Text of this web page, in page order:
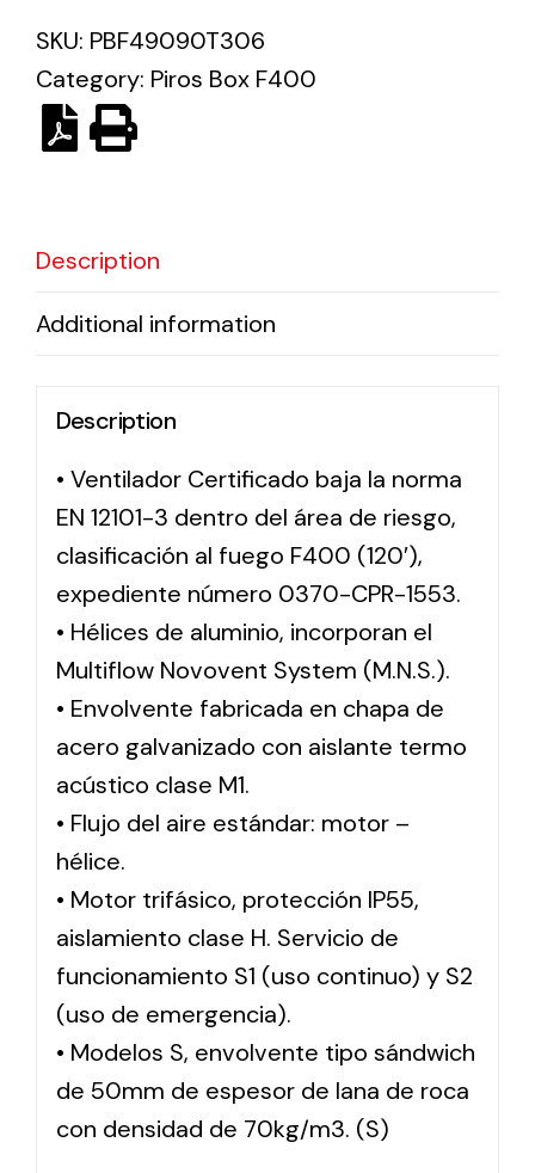
Solar lighting
Variety of solar solutions for all kinds of needs.
SKU: PBF49090T306
Category: Piros Box F400
Description
Additional information
Description
• Ventilador Certificado baja la norma
EN 12101-3 dentro del área de riesgo,
clasificación al fuego F400 (120′),
expediente número 0370-CPR-1553.
• Hélices de aluminio, incorporan el
Multiflow Novovent System (M.N.S.).
• Envolvente fabricada en chapa de
acero galvanizado con aislante termo
acústico clase M1.
• Flujo del aire estándar: motor –
hélice.
• Motor trifásico, protección IP55,
aislamiento clase H. Servicio de
funcionamiento S1 (uso continuo) y S2
(uso de emergencia).
• Modelos S, envolvente tipo sándwich
de 50mm de espesor de lana de roca
con densidad de 70kg/m3. (S)